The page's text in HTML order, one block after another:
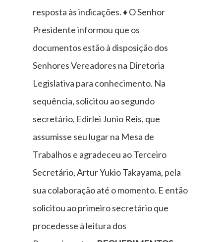
resposta às indicações. ♦ O Senhor
Presidente informou que os
documentos estão à disposição dos
Senhores Vereadores na Diretoria
Legislativa para conhecimento. Na
sequência, solicitou ao segundo
secretário, Edirlei Junio Reis, que
assumisse seu lugar na Mesa de
Trabalhos e agradeceu ao Terceiro
Secretário, Artur Yukio Takayama, pela
sua colaboração até o momento. E então
solicitou ao primeiro secretário que
procedesse à leitura dos